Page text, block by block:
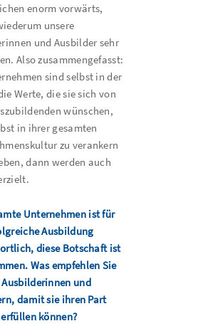
enorm vorwärts,
unsere
und Ausbilder sehr
Also zusammengefasst:
sind selbst in der
Werte, die sie sich von
wünschen,
in ihrer gesamten
zu verankern
dann werden auch
Unternehmen ist für
Ausbildung
diese Botschaft ist
Was empfehlen Sie
und
damit sie ihren Part
können?